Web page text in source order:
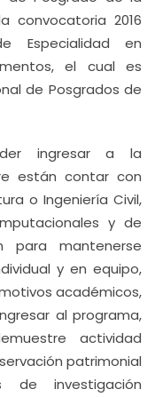
convocatoria 2016
Especialidad en
el cual es
de Posgrados de
ingresar a la
están contar con
o Ingeniería Civil,
y de
para mantenerse
y en equipo,
académicos,
al programa,
actividad
patrimonial
de investigación